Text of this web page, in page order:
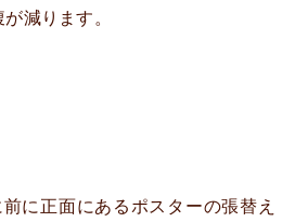
減ります。
に正面にあるポスターの張替え